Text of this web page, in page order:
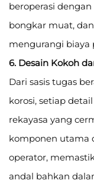
beroperasi
bongkar muat,
mengurangi biaya
6. Desain Kokoh
Dari sasis tugas
korosi, setiap
rekayasa yang
komponen utama
operator,
andal bahkan